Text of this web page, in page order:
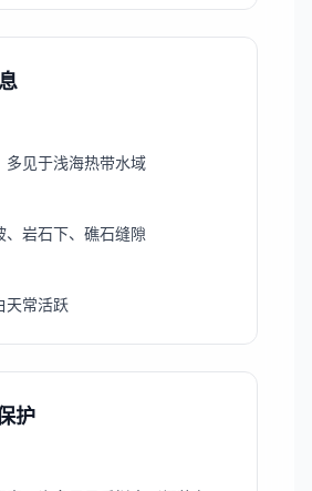
多见于浅海热带水域
、岩石下、礁石缝隙
天常活跃
护